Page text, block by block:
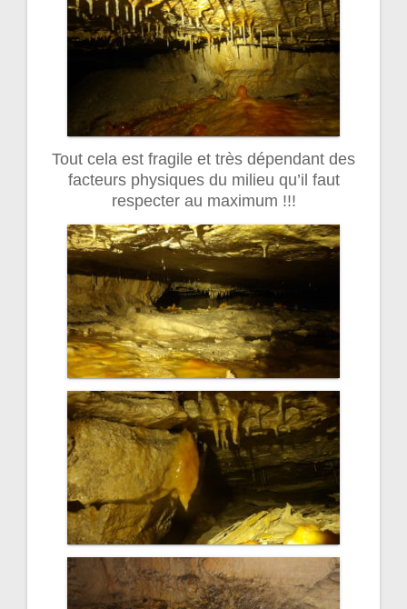
Tout cela est fragile et très dépendant des
facteurs physiques du milieu qu’il faut
respecter au maximum !!!